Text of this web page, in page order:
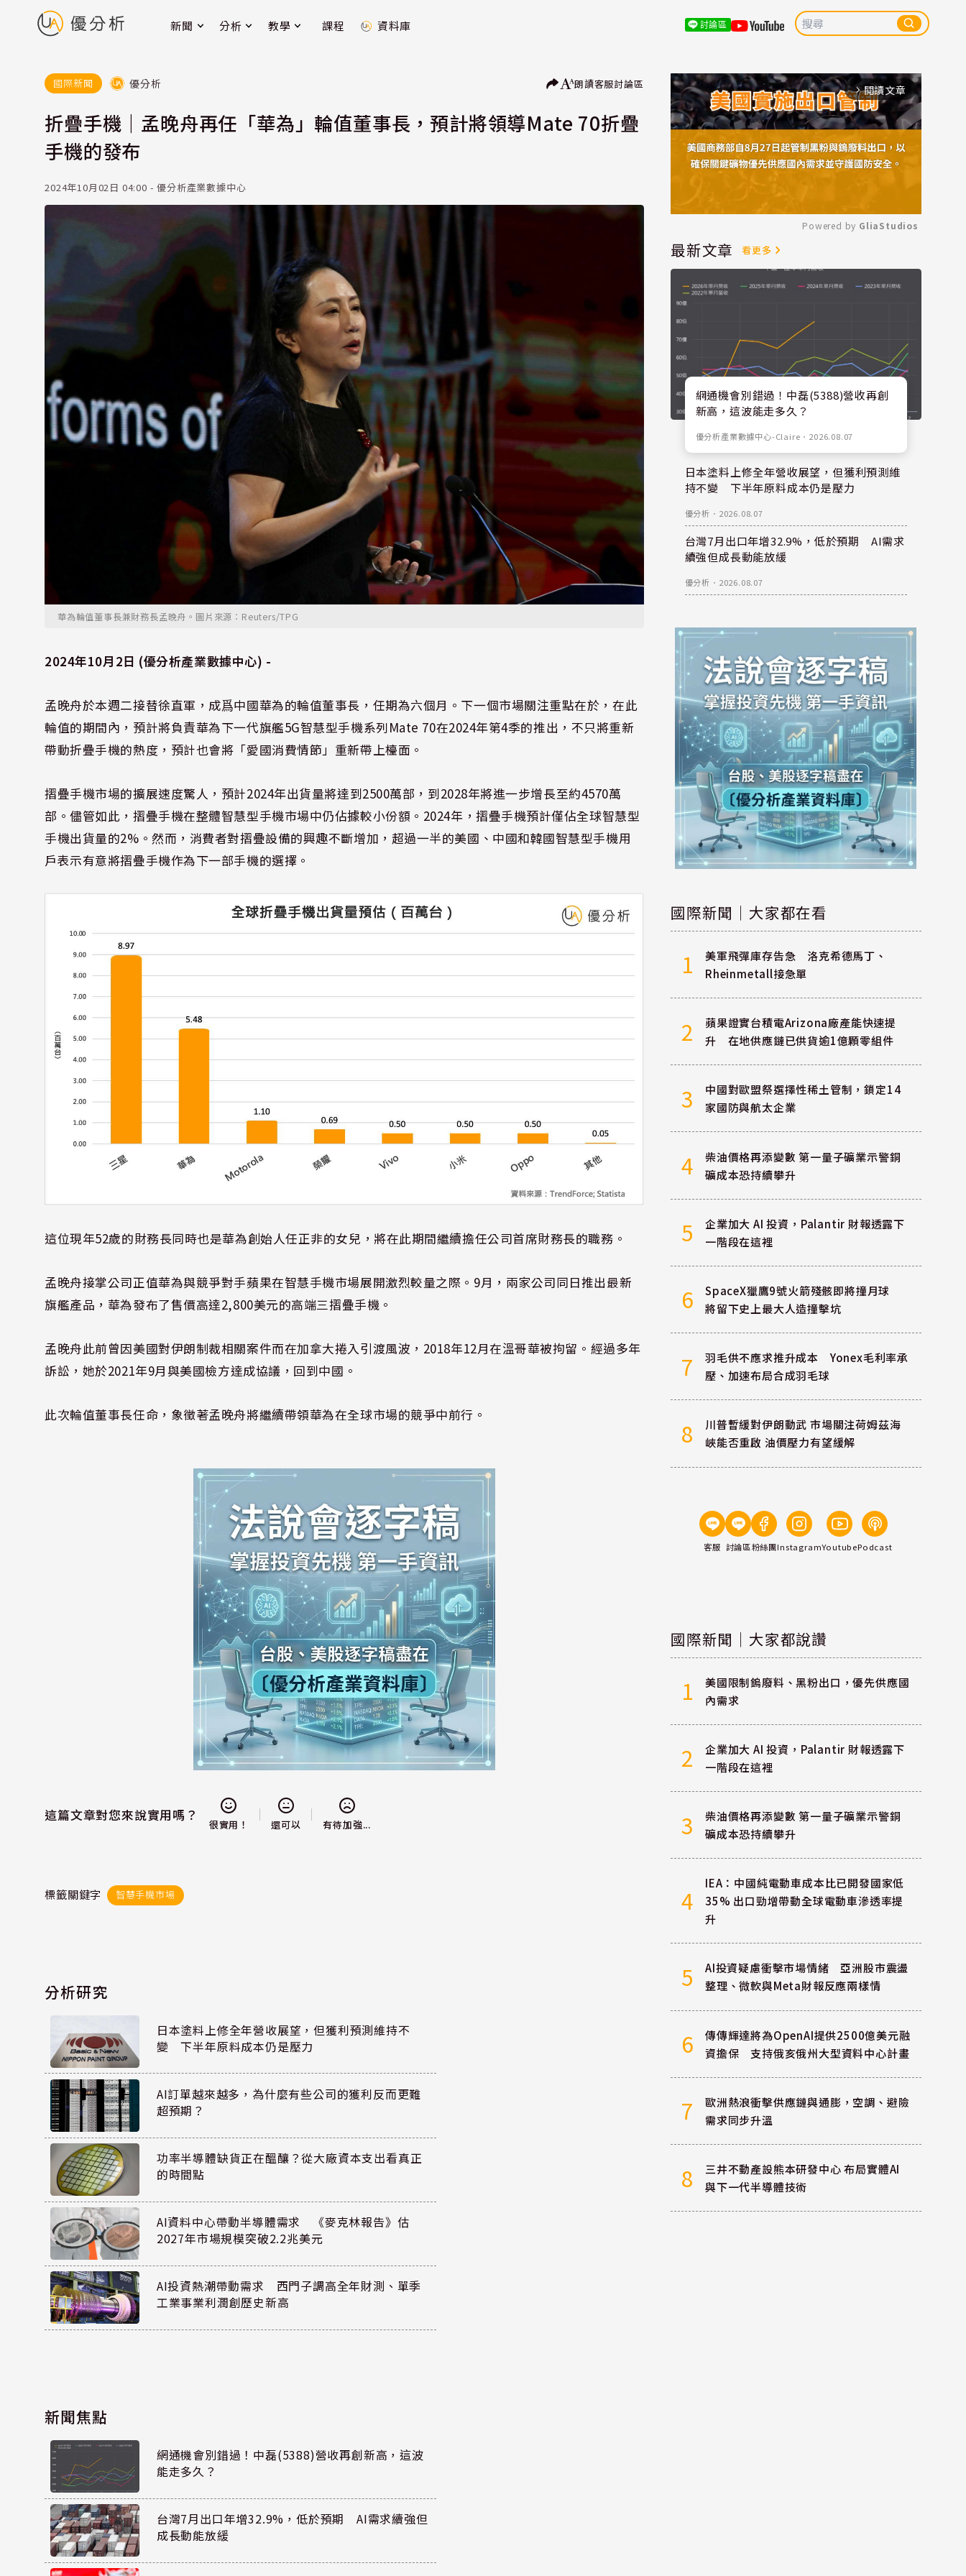
新聞 分析 教學 課程 資料庫 討論區
國際新聞 優分析 朗讀客服討論區
折疊手機｜孟晚舟再任「華為」輪值董事長，預計將領導Mate 70折疊
手機的發布
2024年10月02日 04:00 - 優分析產業數據中心
華為輪值董事長兼財務長孟晚舟。圖片來源：Reuters/TPG
2024年10月2日 (優分析產業數據中心) -
孟晚舟於本週二接替徐直軍，成爲中國華為的輪值董事長，任期為六個月。下一個市場關注重點在於，在此
輪值的期間內，預計將負責華為下一代旗艦5G智慧型手機系列Mate 70在2024年第4季的推出，不只將重新
帶動折疊手機的熱度，預計也會將「愛國消費情節」重新帶上檯面。
摺疊手機市場的擴展速度驚人，預計2024年出貨量將達到2500萬部，到2028年將進一步增長至約4570萬
部。儘管如此，摺疊手機在整體智慧型手機市場中仍佔據較小份額。2024年，摺疊手機預計僅佔全球智慧型
手機出貨量的2%。然而，消費者對摺疊設備的興趣不斷增加，超過一半的美國、中國和韓國智慧型手機用
戶表示有意將摺疊手機作為下一部手機的選擇。
這位現年52歲的財務長同時也是華為創始人任正非的女兒，將在此期間繼續擔任公司首席財務長的職務。
孟晚舟接掌公司正值華為與競爭對手蘋果在智慧手機市場展開激烈較量之際。9月，兩家公司同日推出最新
旗艦產品，華為發布了售價高達2,800美元的高端三摺疊手機。
孟晚舟此前曾因美國對伊朗制裁相關案件而在加拿大捲入引渡風波，2018年12月在溫哥華被拘留。經過多年
訴訟，她於2021年9月與美國檢方達成協議，回到中國。
此次輪值董事長任命，象徵著孟晚舟將繼續帶領華為在全球市場的競爭中前行。
這篇文章對您來說實用嗎？
很實用！ 還可以 有待加強...
標籤關鍵字 智慧手機市場
分析研究
日本塗料上修全年營收展望，但獲利預測維持不
變 下半年原料成本仍是壓力
AI訂單越來越多，為什麼有些公司的獲利反而更難
超預期？
功率半導體缺貨正在醞釀？從大廠資本支出看真正
的時間點
AI資料中心帶動半導體需求 《麥克林報告》估
2027年市場規模突破2.2兆美元
AI投資熱潮帶動需求 西門子調高全年財測、單季
工業事業利潤創歷史新高
新聞焦點
網通機會別錯過！中磊(5388)營收再創新高，這波
能走多久？
台灣7月出口年增32.9%，低於預期 AI需求續強但
成長動能放緩
arrow_forward_ios 閱讀文章
Mute
Powered by GliaStudios
最新文章 看更多
網通機會別錯過！中磊(5388)營收再創
新高，這波能走多久？
優分析產業數據中心-Claire ． 2026.08.07
日本塗料上修全年營收展望，但獲利預測維
持不變 下半年原料成本仍是壓力
優分析 ． 2026.08.07
台灣7月出口年增32.9%，低於預期 AI需求
續強但成長動能放緩
優分析 ． 2026.08.07
國際新聞｜大家都在看
1
美軍飛彈庫存告急 洛克希德馬丁、
Rheinmetall接急單
2
蘋果證實台積電Arizona廠產能快速提
升 在地供應鏈已供貨逾1億顆零組件
3
中國對歐盟祭選擇性稀土管制，鎖定14
家國防與航太企業
4
柴油價格再添變數 第一量子礦業示警銅
礦成本恐持續攀升
5
企業加大 AI 投資，Palantir 財報透露下
一階段在這裡
6
SpaceX獵鷹9號火箭殘骸即將撞月球
將留下史上最大人造撞擊坑
7
羽毛供不應求推升成本 Yonex毛利率承
壓、加速布局合成羽毛球
8
川普暫緩對伊朗動武 市場關注荷姆茲海
峽能否重啟 油價壓力有望緩解
客服 討論區粉絲團InstagramYoutubePodcast
國際新聞｜大家都說讚
1
美國限制鎢廢料、黑粉出口，優先供應國
內需求
2
企業加大 AI 投資，Palantir 財報透露下
一階段在這裡
3
柴油價格再添變數 第一量子礦業示警銅
礦成本恐持續攀升
4
IEA：中國純電動車成本比已開發國家低
35% 出口勁增帶動全球電動車滲透率提
升
5
AI投資疑慮衝擊市場情緒 亞洲股市震盪
整理、微軟與Meta財報反應兩樣情
6
傳傳輝達將為OpenAI提供2500億美元融
資擔保 支持俄亥俄州大型資料中心計畫
7
歐洲熱浪衝擊供應鏈與通膨，空調、避險
需求同步升溫
8
三井不動產設熊本研發中心 布局實體AI
與下一代半導體技術